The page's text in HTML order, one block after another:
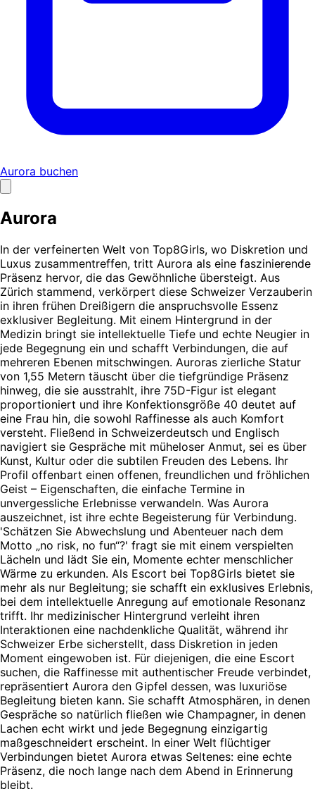
Aurora buchen
Aurora
In der verfeinerten Welt von Top8Girls, wo Diskretion und
Luxus zusammentreffen, tritt Aurora als eine faszinierende
Präsenz hervor, die das Gewöhnliche übersteigt. Aus
Zürich stammend, verkörpert diese Schweizer Verzauberin
in ihren frühen Dreißigern die anspruchsvolle Essenz
exklusiver Begleitung. Mit einem Hintergrund in der
Medizin bringt sie intellektuelle Tiefe und echte Neugier in
jede Begegnung ein und schafft Verbindungen, die auf
mehreren Ebenen mitschwingen. Auroras zierliche Statur
von 1,55 Metern täuscht über die tiefgründige Präsenz
hinweg, die sie ausstrahlt, ihre 75D-Figur ist elegant
proportioniert und ihre Konfektionsgröße 40 deutet auf
eine Frau hin, die sowohl Raffinesse als auch Komfort
versteht. Fließend in Schweizerdeutsch und Englisch
navigiert sie Gespräche mit müheloser Anmut, sei es über
Kunst, Kultur oder die subtilen Freuden des Lebens. Ihr
Profil offenbart einen offenen, freundlichen und fröhlichen
Geist – Eigenschaften, die einfache Termine in
unvergessliche Erlebnisse verwandeln. Was Aurora
auszeichnet, ist ihre echte Begeisterung für Verbindung.
'Schätzen Sie Abwechslung und Abenteuer nach dem
Motto „no risk, no fun“?' fragt sie mit einem verspielten
Lächeln und lädt Sie ein, Momente echter menschlicher
Wärme zu erkunden. Als Escort bei Top8Girls bietet sie
mehr als nur Begleitung; sie schafft ein exklusives Erlebnis,
bei dem intellektuelle Anregung auf emotionale Resonanz
trifft. Ihr medizinischer Hintergrund verleiht ihren
Interaktionen eine nachdenkliche Qualität, während ihr
Schweizer Erbe sicherstellt, dass Diskretion in jeden
Moment eingewoben ist. Für diejenigen, die eine Escort
suchen, die Raffinesse mit authentischer Freude verbindet,
repräsentiert Aurora den Gipfel dessen, was luxuriöse
Begleitung bieten kann. Sie schafft Atmosphären, in denen
Gespräche so natürlich fließen wie Champagner, in denen
Lachen echt wirkt und jede Begegnung einzigartig
maßgeschneidert erscheint. In einer Welt flüchtiger
Verbindungen bietet Aurora etwas Seltenes: eine echte
Präsenz, die noch lange nach dem Abend in Erinnerung
bleibt.